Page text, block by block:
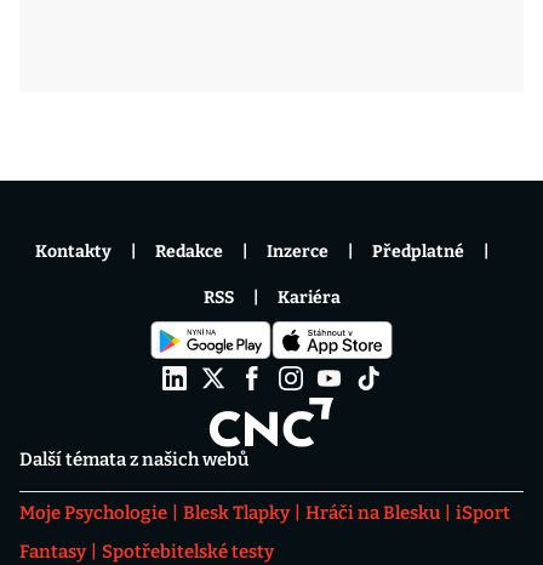
Další témata z našich webů
Moje Psychologie Blesk Tlapky Hráči na Blesku
iSport
Fantasy
Spotřebitelské testy
Kontakty Redakce Inzerce Předplatné
RSS Kariéra